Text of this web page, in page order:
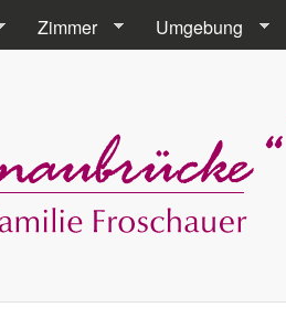
Direkt zum Inhalt
Zimmer Umgebung